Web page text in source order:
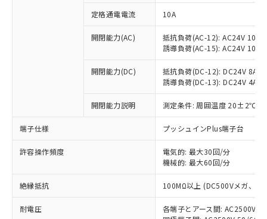
定格通電電流 10A
開閉能力(AC)
抵抗負荷(AC-12): AC24V 10A/
誘導負荷(AC-15): AC24V
開閉能力(DC)
抵抗負荷(DC-12): DC24V 8A/
誘導負荷(DC-13): DC24V 4A/
開閉能力説明 測定条件: 周囲温度 20±2℃、
端子仕様 プッシュインPlus端子台
許容操作頻度
電気的: 最大30回/分
機械的: 最大60回/分
絶縁抵抗 100MΩ以上 (DC500Vメガ、点
耐電圧
各端子とアース間: AC2500V
ご利用条件
以下の条件をお読みいただき、同意のうえ
本サービスは、当社制御機器事業取扱
商品の当社在庫状況および標準価格
(税抜)を提供させていただくもので
当社制御機器事業取扱商品の中には、
本サービスの対象外となる商品もある
ことをご了承ください。
対応済み：EU RoHS指令（10物質）の
非含有に対応した製品が提供可能な商品で
対応予定：EU RoHS指令（10物質）の非含
有に対応した製品に切り替える予定のある
対応予定なし：EU RoHS指令（10物質）の
非含有に非対応の商品で、対応品を出す予
調査・確認中：EU RoHS指令（10物質）の
非含有の対応状況を調査中または確認中の
商品です。
非該当品：ライセンス料など無形物で、有
害物質有無と関係のない商品です。
仕入先様の事情により、非含有部品として
いたものが、含有品と判明した場合などや
「○」：最大均質材料含有率が中国RoHSの
「×」：最大均質材料含有率が中国RoHSの
基準値を超えていることを示します。
当社は、これら貴社製品のうち、外国